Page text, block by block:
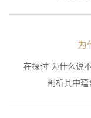
为
在探讨“为什么说
剖析其中蕴